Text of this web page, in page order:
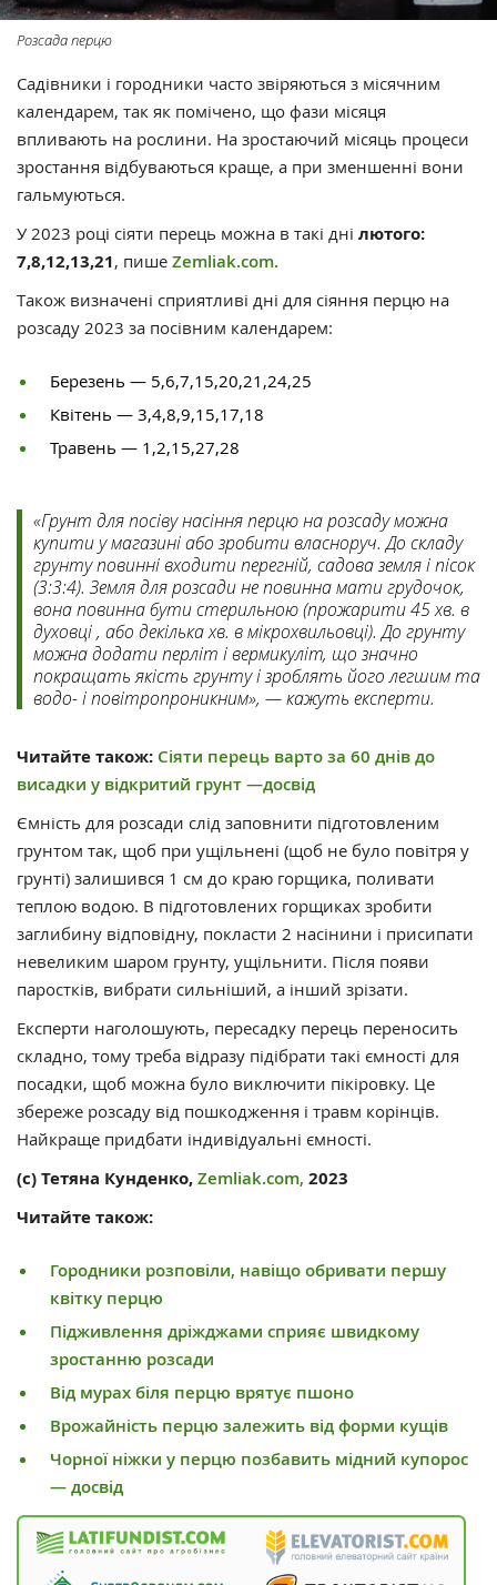
Розсада перцю
Садівники і городники часто звіряються з місячним
календарем, так як помічено, що фази місяця
впливають на рослини. На зростаючий місяць процеси
зростання відбуваються краще, а при зменшенні вони
гальмуються.
У 2023 році сіяти перець можна в такі дні лютого:
7,8,12,13,21, пише Zemliak.com.
Також визначені сприятливі дні для сіяння перцю на
розсаду 2023 за посівним календарем:
Березень — 5,6,7,15,20,21,24,25
Квітень — 3,4,8,9,15,17,18
Травень — 1,2,15,27,28
«Грунт для посіву насіння перцю на розсаду можна
купити у магазині або зробити власноруч. До складу
грунту повинні входити перегній, садова земля і пісок
(3:3:4). Земля для розсади не повинна мати грудочок,
вона повинна бути стерильною (прожарити 45 хв. в
духовці , або декілька хв. в мікрохвильовці). До грунту
можна додати перліт і вермикуліт, що значно
покращать якість грунту і зроблять його легшим та
водо- і повітропроникним», — кажуть експерти.
Читайте також: Сіяти перець варто за 60 днів до
висадки у відкритий грунт —досвід
Ємність для розсади слід заповнити підготовленим
грунтом так, щоб при ущільнені (щоб не було повітря у
грунті) залишився 1 см до краю горщика, поливати
теплою водою. В підготовлених горщиках зробити
заглибину відповідну, покласти 2 насінини і присипати
невеликим шаром грунту, ущільнити. Після появи
паростків, вибрати сильніший, а інший зрізати.
Експерти наголошують, пересадку перець переносить
складно, тому треба відразу підібрати такі ємності для
посадки, щоб можна було виключити пікіровку. Це
збереже розсаду від пошкодження і травм корінців.
Найкраще придбати індивідуальні ємності.
(с) Тетяна Кунденко,Zemliak.com, 2023
Читайте також:
Городники розповіли, навіщо обривати першу
квітку перцю
Підживлення дріжджами сприяє швидкому
зростанню розсади
Від мурах біля перцю врятує пшоно
Врожайність перцю залежить від форми кущів
Чорної ніжки у перцю позбавить мідний купорос
— досвід